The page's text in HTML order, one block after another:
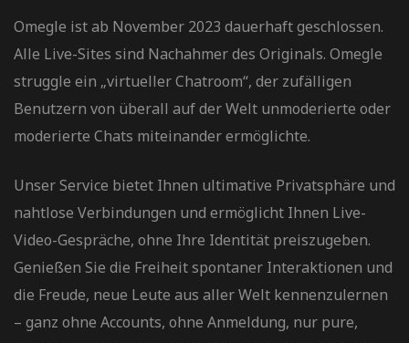
Omegle ist ab November 2023 dauerhaft geschlossen.
Alle Live-Sites sind Nachahmer des Originals. Omegle
struggle ein „virtueller Chatroom“, der zufälligen
Benutzern von überall auf der Welt unmoderierte oder
moderierte Chats miteinander ermöglichte.
Unser Service bietet Ihnen ultimative Privatsphäre und
nahtlose Verbindungen und ermöglicht Ihnen Live-
Video-Gespräche, ohne Ihre Identität preiszugeben.
Genießen Sie die Freiheit spontaner Interaktionen und
die Freude, neue Leute aus aller Welt kennenzulernen
– ganz ohne Accounts, ohne Anmeldung, nur pure,